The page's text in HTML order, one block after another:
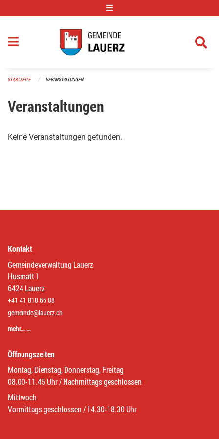
STARTSEITE VERANSTALTUNGEN
Veranstaltungen
Keine Veranstaltungen gefunden.
Kontakt
Gemeindeverwaltung Lauerz
Husmatt 1
6424 Lauerz
+41 41 818 66 88
gemeinde@lauerz.ch
mehr… …
Öffnungszeiten
Montag, Dienstag, Donnerstag, Freitag
08.00-11.45 Uhr / Nachmittags geschlossen
Mittwoch
Vormittags geschlossen / 14.30-18.30 Uhr